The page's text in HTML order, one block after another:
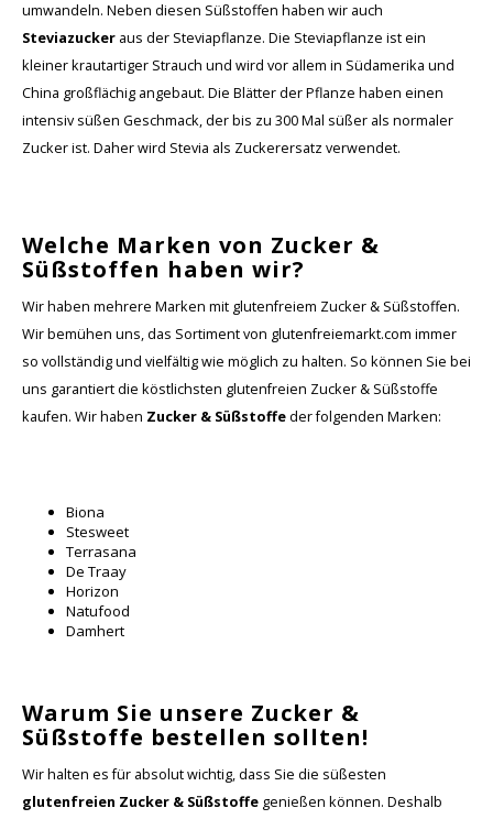
umwandeln. Neben diesen Süßstoffen haben wir auch
Steviazucker aus der Steviapflanze. Die Steviapflanze ist ein
kleiner krautartiger Strauch und wird vor allem in Südamerika und
China großflächig angebaut. Die Blätter der Pflanze haben einen
intensiv süßen Geschmack, der bis zu 300 Mal süßer als normaler
Zucker ist. Daher wird Stevia als Zuckerersatz verwendet.
Welche Marken von Zucker &
Süßstoffen haben wir?
Wir haben mehrere Marken mit glutenfreiem Zucker & Süßstoffen.
Wir bemühen uns, das Sortiment von glutenfreiemarkt.com immer
so vollständig und vielfältig wie möglich zu halten. So können Sie bei
uns garantiert die köstlichsten glutenfreien Zucker & Süßstoffe
kaufen. Wir haben Zucker & Süßstoffe der folgenden Marken:
Biona
Stesweet
Terrasana
De Traay
Horizon
Natufood
Damhert
Warum Sie unsere Zucker &
Süßstoffe bestellen sollten!
Wir halten es für absolut wichtig, dass Sie die süßesten
glutenfreien Zucker & Süßstoffe genießen können. Deshalb